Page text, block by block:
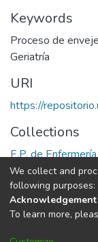
Keywords
Proceso de
Geriatría
URI
https://
Collections
E.P. de Enfermería
Full item
DSpace
Cookie
We collect and
following purposes:
To learn more,